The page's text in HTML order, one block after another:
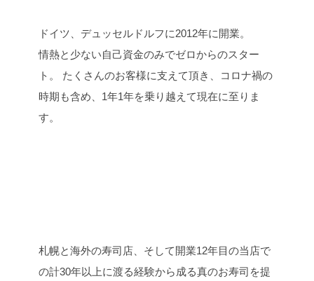
ドイツ、デュッセルドルフに2012年に開業。
情熱と少ない自己資金のみでゼロからのスター
ト。 たくさんのお客様に支えて頂き、コロナ禍の
時期も含め、1年1年を乗り越えて現在に至りま
す。
札幌と海外の寿司店、そして開業12年目の当店で
の計30年以上に渡る経験から成る真のお寿司を提